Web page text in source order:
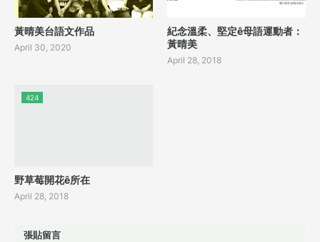
黃晴美台語文作品
April 30, 2020
紀念溫柔、堅定ê母語運動者：
黃晴美
April 28, 2018
424
野草莓開花ê所在
April 28, 2018
張貼留言